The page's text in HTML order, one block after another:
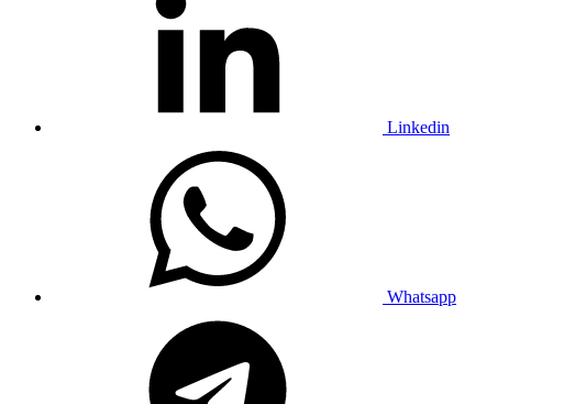
Linkedin
Whatsapp